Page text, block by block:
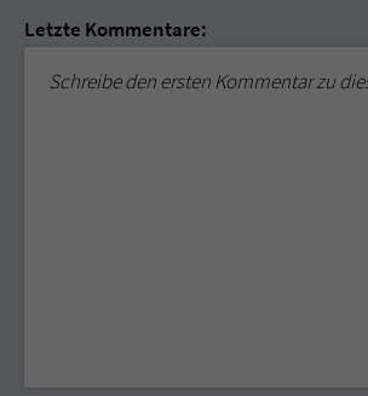
Letzte Kommentare:
Schreibe den ersten Kommentar zu